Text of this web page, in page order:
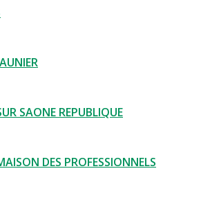
SAONE REPUBLIQUE
DES PROFESSIONNELS